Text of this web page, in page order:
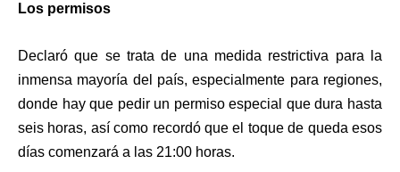
Los permisos
Declaró que se trata de una medida restrictiva para la
inmensa mayoría del país, especialmente para regiones,
donde hay que pedir un permisoespecial quedura hasta
seis horas, así como recordó que el toque de queda esos
días comenzará a las 21:00 horas.